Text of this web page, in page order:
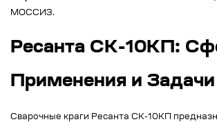
МОССИЗ.
Ресанта СК-10КП:
Применения и Задачи
Сварочные краги Ресанта СК-10КП